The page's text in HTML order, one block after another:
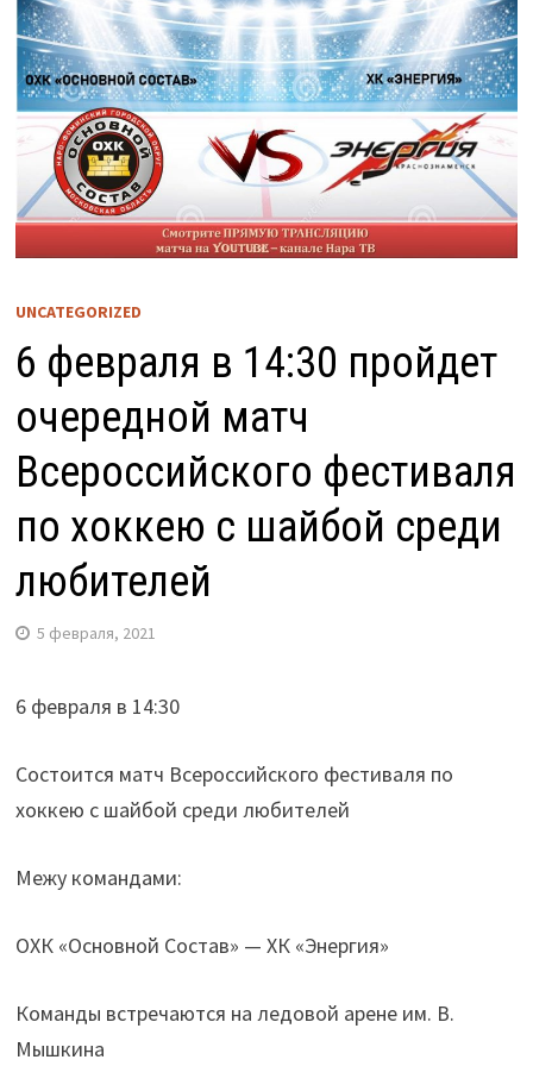
UNCATEGORIZED
6 февраля в 14:30 пройдет
очередной матч
Всероссийского фестиваля
по хоккею с шайбой среди
любителей
5 февраля, 2021
6 февраля в 14:30
Состоится матч Всероссийского фестиваля по
хоккею с шайбой среди любителей
Межу командами:
ОХК «Основной Состав» — ХК «Энергия»
Команды встречаются на ледовой арене им. В.
Мышкина